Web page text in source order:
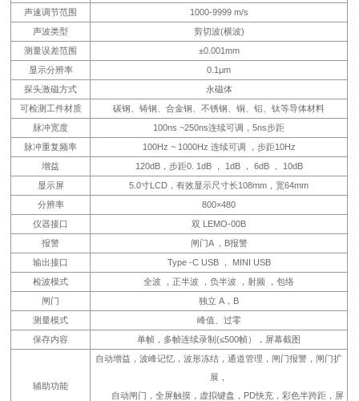
声速调节范围
1000-9999 m/s
声波类型
剪切波(横波)
测量误差范围
±0.001mm
显示分辨率
0.1μm
探头激磁方式
永磁体
可检测工件材质
碳钢、铸钢、合金钢、不锈钢、铜、铝、钛等导体材料
脉冲宽度
100ns ~250ns连续可调，5ns步距
脉冲重复频率
100Hz ~ 1000Hz 连续可调 ，步距10Hz
增益
120dB，步距0. 1dB ， 1dB ， 6dB ， 10dB
显示屏
5.0寸LCD，有效显示尺寸长108mm，宽64mm
分辨率
800×480
仪器接口
双 LEMO-00B
报警
闸门A ，B报警
输出接口
Type -C USB ， MINI USB
检波模式
全波 ，正半波 ，负半波 ，射频 ，包络
闸门
独立 A，B
测量模式
峰值、过零
保存内容
单帧，多帧连续录制(≤500帧），屏幕截图
辅助功能
自动增益，波峰记忆，波形冻结，通道管理，闸门报警，闸门扩
展，
自动闸门，全屏触摸，虚拟键盘，PD快充，彩色半跨距，屏